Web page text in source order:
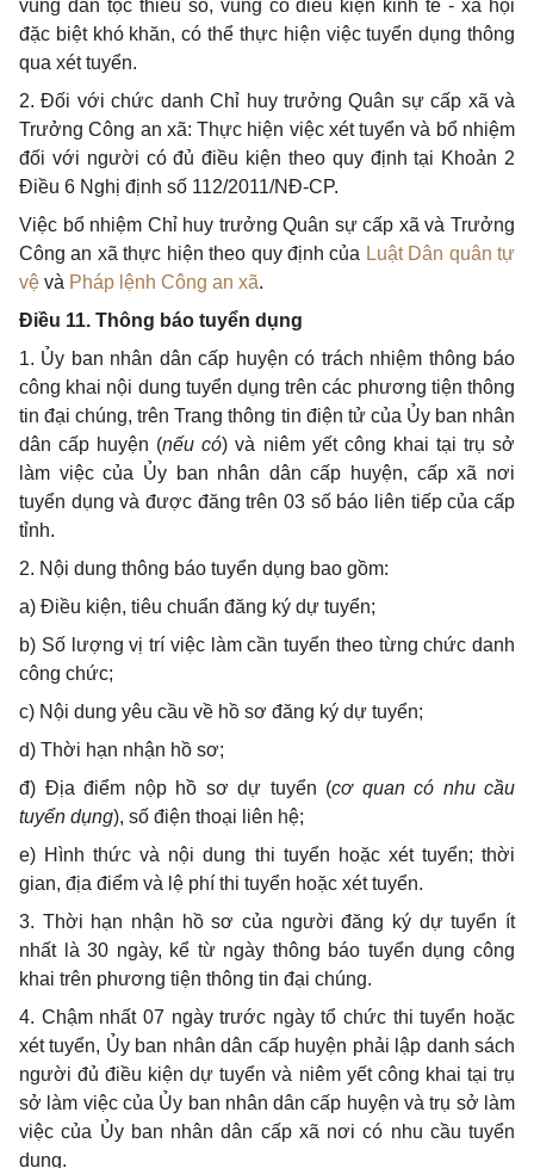
vùng dân tộc thiểu số, vùng có điều kiện kinh tế - xã hội
đặc biệt khó khăn, có thể thực hiện việc tuyển dụng thông
qua xét tuyển.
2.Đối với chức danh Chỉ huy trưởng Quân sự cấp xã và
Trưởng Công an xã: Thực hiện việc xét tuyển và bổ nhiệm
đối với người có đủ điều kiện theo quy định tại Khoản 2
Điều 6 Nghị định số 112/2011/NĐ-CP.
Việc bổ nhiệm Chỉ huy trưởng Quân sự cấp xã và Trưởng
Công an xã thực hiện theo quy định của Luật Dân quân tự
vệ và Pháp lệnh Công an xã.
Điều 11. Thông báo tuyển dụng
1. Ủy ban nhân dân cấp huyện có trách nhiệm thông báo
công khai nội dung tuyển dụng trên các phương tiện thông
tin đại chúng, trên Trang thông tin điện tử của Ủy ban nhân
dân cấp huyện (nếu có) và niêm yết công khai tại trụ sở
làm việc của Ủy ban nhân dân cấp huyện, cấp xã nơi
tuyển dụng và được đăng trên 03 số báo liên tiếp của cấp
tỉnh.
2. Nội dung thông báo tuyển dụng bao gồm:
a) Điều kiện, tiêu chuẩn đăng ký dự tuyển;
b) Số lượng vị trí việc làm cần tuyển theo từng chức danh
công chức;
c) Nội dung yêu cầu về hồ sơ đăng ký dự tuyển;
d) Thời hạn nhận hồ sơ;
đ) Địa điểm nộp hồ sơ dự tuyển (cơ quan có nhu cầu
tuyển dụng), số điện thoại liên hệ;
e) Hình thức và nội dung thi tuyển hoặc xét tuyển; thời
gian, địa điểm và lệ phí thi tuyển hoặc xét tuyển.
3. Thời hạn nhận hồ sơ của người đăng ký dự tuyển ít
nhất là 30 ngày, kể từ ngày thông báo tuyển dụng công
khai trên phương tiện thông tin đại chúng.
4. Chậm nhất 07 ngày trước ngày tổ chức thi tuyển hoặc
xét tuyển, Ủy ban nhân dân cấp huyện phải lập danh sách
người đủ điều kiện dự tuyển và niêm yết công khai tại trụ
sở làm việc của Ủy ban nhân dân cấp huyện và trụ sở làm
việc của Ủy ban nhân dân cấp xã nơi có nhu cầu tuyển
dụng.